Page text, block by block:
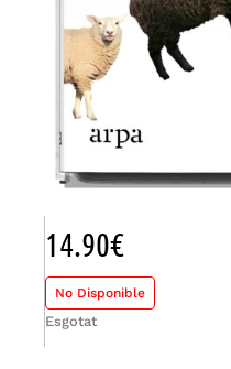
14.90€
No Disponible
Esgotat